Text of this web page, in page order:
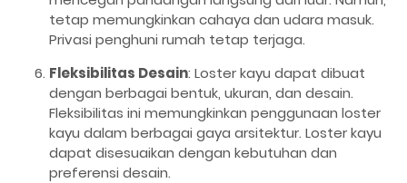
tetap memungkinkan cahaya dan udara masuk.
Privasi penghuni rumah tetap terjaga.
Fleksibilitas Desain: Loster kayu dapat dibuat
dengan berbagai bentuk, ukuran, dan desain.
Fleksibilitas ini memungkinkan penggunaan loster
kayu dalam berbagai gaya arsitektur. Loster kayu
dapat disesuaikan dengan kebutuhan dan
preferensi desain.